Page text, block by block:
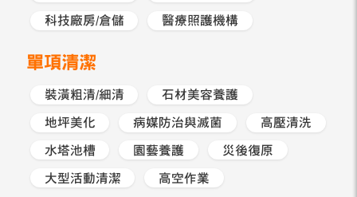
科技廠房/倉儲 醫療照護機構
單項清潔
裝潢粗清/細清 石材美容養護
地坪美化 病媒防治與滅菌 高壓清洗
水塔池槽 園藝養護 災後復原
大型活動清潔 高空作業